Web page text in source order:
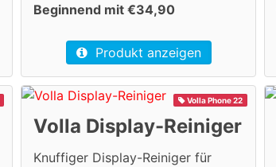
Beginnend mit €34,90
Produkt anzeigen
Volla Phone 22
Volla Display-Reiniger
Knuffiger Display-Reiniger für